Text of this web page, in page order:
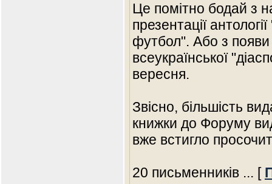
Це помітно бодай з
презентації
футбол". Або з появи
всеукраїнської
вересня.
Звісно, більшість
книжки до Форуму
вже встигло
20 письменників ... [